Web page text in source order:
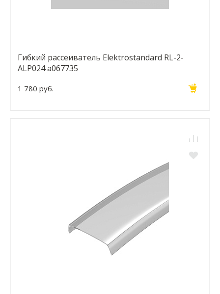
Гибкий рассеиватель Elektrostandard RL-2-
ALP024 a067735
1 780 руб.